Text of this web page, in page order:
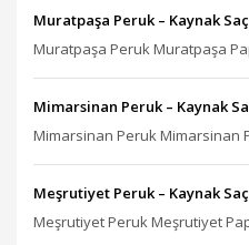
Muratpaşa Peruk – Kaynak Saç
Muratpaşa Peruk Muratpaşa
Mimarsinan Peruk – Kaynak
Mimarsinan Peruk Mimarsinan
Meşrutiyet Peruk – Kaynak Saç
Meşrutiyet Peruk Meşrutiyet